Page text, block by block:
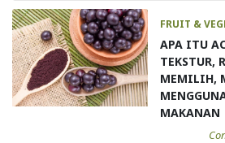
FRUIT &
APA ITU
TEKSTUR,
MEMILIH,
MAKANAN